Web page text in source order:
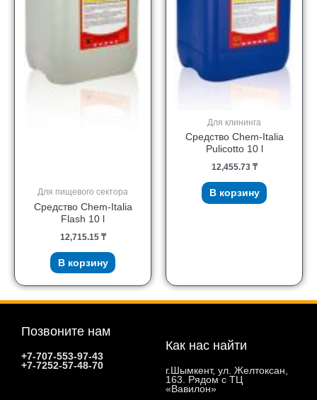
Для пищевого сектора
Средство Chem-Italia
Flash 10 l
12,715.15 ₸
В корзину
Для клининга
Средство Chem-Italia
Pulicotto 10 l
12,455.73 ₸
В корзину
Позвоните нам
+7-707-553-97-43
+7-7252-57-48-70
Как нас найти
г.Шымкент, ул. Желтоксан,
163. Рядом с ТЦ
«Вавилон»